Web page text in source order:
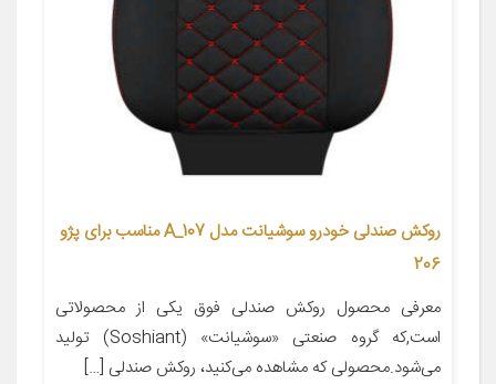
روکش صندلی خودرو سوشیانت مدل A_107 مناسب برای پژو
206
معرفی محصول روکش صندلی فوق یکی از محصولاتی
است,که گروه صنعتی «سوشیانت» (Soshiant) تولید
می‌شود.محصولی که مشاهده می‌کنید، روکش صندلی […]